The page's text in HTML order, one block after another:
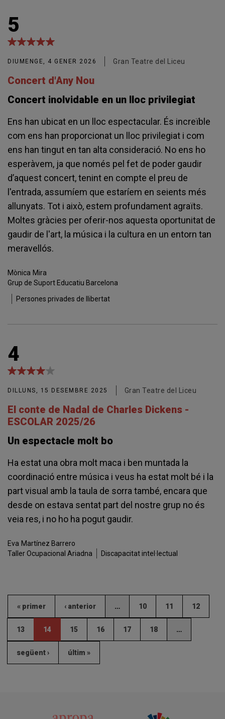
5
DIUMENGE, 4 GENER 2026 Gran Teatre del Liceu
Concert d'Any Nou
Concert inolvidable en un lloc privilegiat
Ens han ubicat en un lloc espectacular. És increïble
com ens han proporcionat un lloc privilegiat i com
ens han tingut en tan alta consideració. No ens ho
esperàvem, ja que només pel fet de poder gaudir
d’aquest concert, tenint en compte el preu de
l'entrada, assumíem que estaríem en seients més
allunyats. Tot i això, estem profundament agraïts.
Moltes gràcies per oferir-nos aquesta oportunitat de
gaudir de l'art, la música i la cultura en un entorn tan
meravellós.
Mònica Mira
Grup de Suport Educatiu Barcelona
Persones privades de llibertat
4
DILLUNS, 15 DESEMBRE 2025 Gran Teatre del Liceu
El conte de Nadal de Charles Dickens -
ESCOLAR 2025/26
Un espectacle molt bo
Ha estat una obra molt maca i ben muntada la
coordinació entre música i veus ha estat molt bé i la
part visual amb la taula de sorra també, encara que
desde on estava sentat part del nostre grup no és
veia res, i no ho ha pogut gaudir.
Eva Martínez Barrero
Taller Ocupacional Ariadna
Discapacitat intel·lectual
« primer ‹ anterior … 10 11 12
13 14 15 16 17 18 …
següent › últim »